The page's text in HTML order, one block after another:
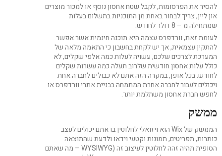
להסיר את הפרסומות, לקבל שטח אחסון נוסף או למכור מוצרים
און ליין, צריך לבחור באחת מן התוכניות בתשלום בעלות
שמתחילה מ – 8 דולר לחודש.
לעומת זאת, וורדפרס עצמה היא תוכנה חינמית אשר אפשר
להתקין עצמאית, אך יש לקחת בחשבון כי התאמה מלאה של
המערכת לצרכים שלכם, עשויה לעלות כמה אלפי שקלים, לא
כולל עלות אחסון חודשית שלרוב תעלה כמה עשרות שקלים
לחודש. בכל אופן, במקרה הזה אתם לא כבולים לחברה אחת
ויכולים לעבור לחברה אחרת המתמחה בבניית אתרי וורדפרס או
לחפש חברת אחסון משתלמת יותר.
ממשק
הממשק של Wix הוא ויזואלי לחלוטין בו אתם יכולים לעצב
כותרות, תפריטים, תמונות וקטעי וידאו ולדעת שהתוצאה
הסופית תהיה זהה לחלוטין לעיצוב זה (WYSIWYG – מה שאתם